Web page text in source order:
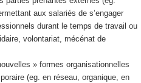
aux salariés de s’engager
durant le temps de travail ou
volontariat, mécénat de
» formes organisationnelles
(eg. en réseau, organique, en